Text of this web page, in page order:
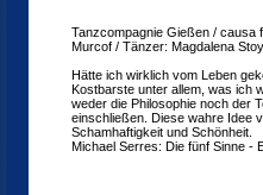
Tanzcompagnie Gießen / causa
Murcof / Tänzer: Magdalena
Hätte ich wirklich vom Leben
Kostbarste unter allem, was ich
weder die Philosophie noch der
einschließen. Diese wahre Idee
Schamhaftigkeit und Schönheit.
Michael Serres: Die fünf Sinne -